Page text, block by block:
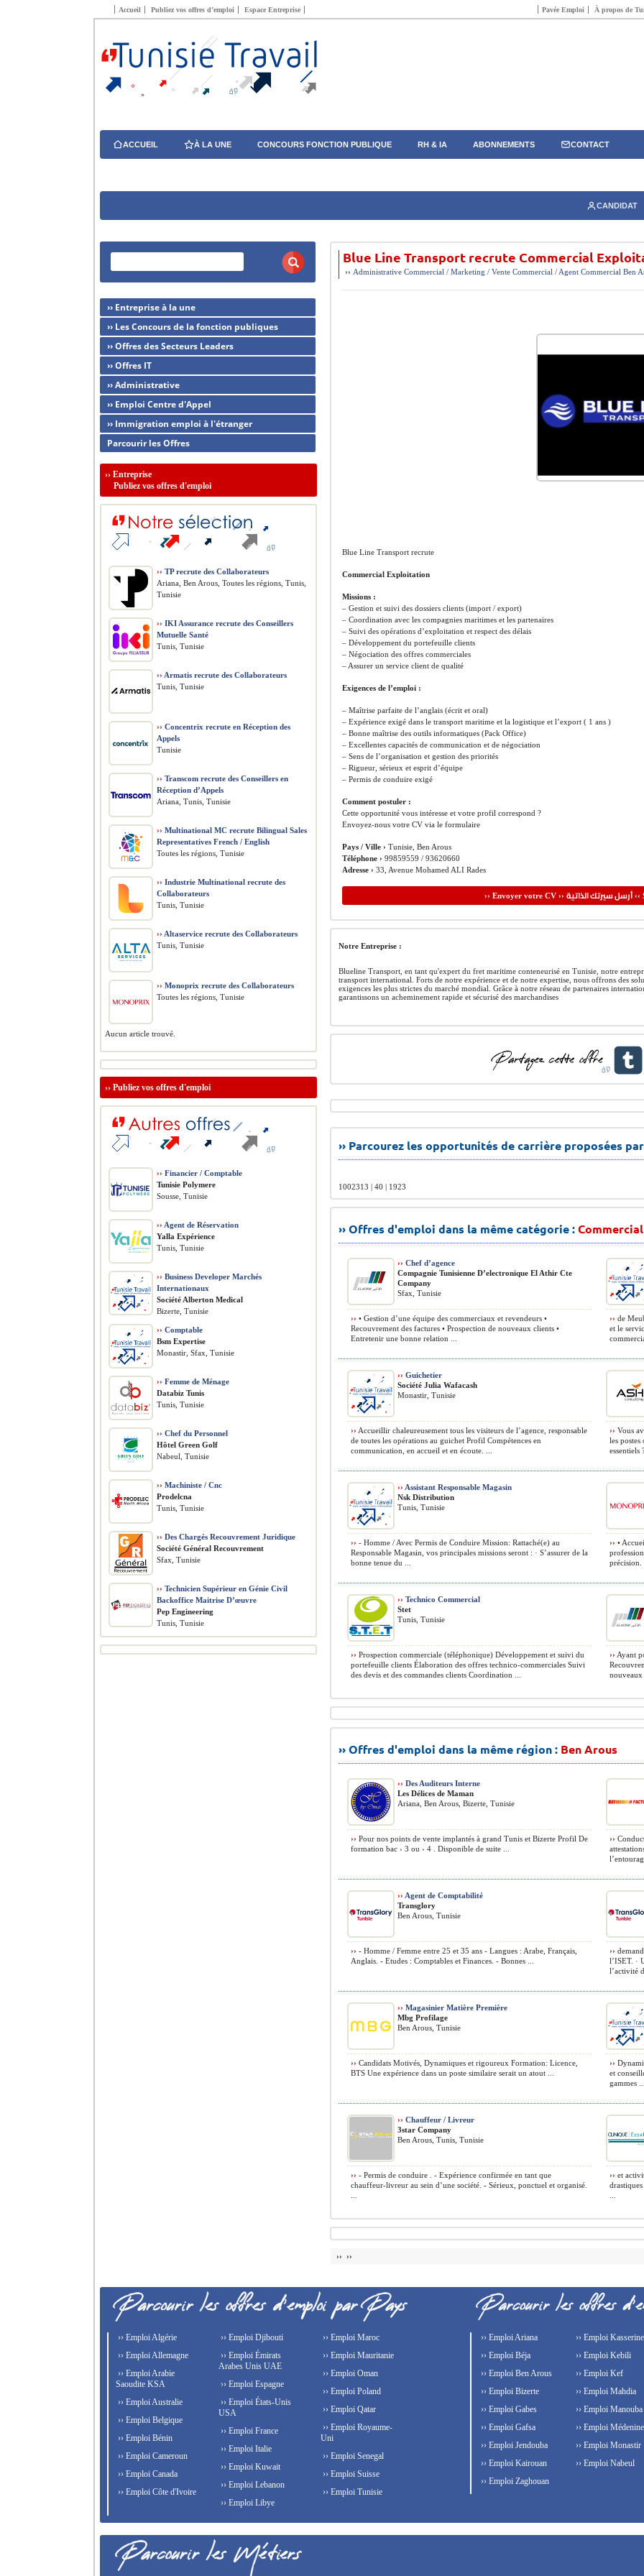
Accueil Publiez vos offres d’emploi Espace Entreprise Pavée Emploi À propos de
ACCUEIL À LA UNE CONCOURS FONCTION PUBLIQUE RH & IA ABONNEMENTS CONTACT
CANDIDAT
Blue Line Transport recrute Commercial
›› Administrative Commercial / Marketing / Vente Commercial / Agent Commercial Ben
Blue Line Transport recrute
Commercial Exploitation
Missions :
– Gestion et suivi des dossiers clients (import / export)
– Coordination avec les compagnies maritimes et les partenaires
– Suivi des opérations d’exploitation et respect des délais
– Développement du portefeuille clients
– Négociation des offres commerciales
– Assurer un service client de qualité
Exigences de l’emploi :
– Maîtrise parfaite de l’anglais (écrit et oral)
– Expérience exigé dans le transport maritime et la logistique et l’export ( 1 ans )
– Bonne maîtrise des outils informatiques (Pack Office)
– Excellentes capacités de communication et de négociation
– Sens de l’organisation et gestion des priorités
– Rigueur, sérieux et esprit d’équipe
– Permis de conduire exigé
Comment postuler :
Cette opportunité vous intéresse et votre profil correspond ?
Envoyez-nous votre CV via le formulaire
Pays / Ville › Tunisie, Ben Arous
Téléphone › 99859559 / 93620660
Adresse › 33, Avenue Mohamed ALI Rades
›› Envoyer votre CV ›› أرسل سيرتك الذاتية‹‹
Notre Entreprise :
Blueline Transport, en tant qu'expert du fret maritime conteneurisé en Tunisie, notre
transport international. Forts de notre expérience et de notre expertise, nous offrons des
exigences les plus strictes du marché mondial. Grâce à notre réseau de partenaires
garantissons un acheminement rapide et sécurisé des marchandises
›› Parcourez les opportunités de carrière proposées
1002313 | 40 | 1923
›› Offres d'emploi dans la même catégorie :
›› Chef d’agence
Compagnie Tunisienne D’electronique El Athir Cte
Company
Sfax, Tunisie
›› • Gestion d’une équipe des commerciaux et revendeurs •
Recouvrement des factures • Prospection de nouveaux clients •
Entretenir une bonne relation ...
›› de
et le
›› Guichetier
Société Julia Wafacash
Monastir, Tunisie
›› Accueillir chaleureusement tous les visiteurs de l’agence, responsable
de toutes les opérations au guichet Profil Compétences en
communication, en accueil et en écoute. ...
›› Vous
les
essentiels ?
›› Assistant Responsable Magasin
Nsk Distribution
Tunis, Tunisie
›› - Homme / Avec Permis de Conduire Mission: Rattaché(e) au
Responsable Magasin, vos principales missions seront : · S’assurer de la
bonne tenue du ...
›› •
précision.
›› Technico Commercial
Stet
Tunis, Tunisie
›› Prospection commerciale (téléphonique) Développement et suivi du
portefeuille clients Élaboration des offres technico-commerciales Suivi
des devis et des commandes clients Coordination ...
›› Ayant
nouveaux
›› Offres d'emploi dans la même région : Ben Arous
›› Des Auditeurs Interne
Les Délices de Maman
Ariana, Ben Arous, Bizerte, Tunisie
›› Pour nos points de vente implantés à grand Tunis et Bizerte Profil De
formation bac › 3 ou › 4 . Disponible de suite ...
››
›› Agent de Comptabilité
Transglory
Ben Arous, Tunisie
›› - Homme / Femme entre 25 et 35 ans - Langues : Arabe, Français,
Anglais. - Etudes : Comptables et Finances. - Bonnes ...
››
l’ISET. ·
l’activité
›› Magasinier Matière Première
Mbg Profilage
Ben Arous, Tunisie
›› Candidats Motivés, Dynamiques et rigoureux Formation: Licence,
BTS Une expérience dans un poste similaire serait un atout ...
››
et
gammes ...
›› Chauffeur / Livreur
3star Company
Ben Arous, Tunis, Tunisie
›› - Permis de conduire . - Expérience confirmée en tant que
chauffeur-livreur au sein d’une société. - Sérieux, ponctuel et organisé.
›› et
›› ››
›› Entreprise à la une
›› Les Concours de la fonction publiques
›› Offres des Secteurs Leaders
›› Offres IT
›› Administrative
›› Emploi Centre d'Appel
›› Immigration emploi à l'étranger
Parcourir les Offres
›› Entreprise
Publiez vos offres d'emploi
›› TP recrute des Collaborateurs
Ariana, Ben Arous, Toutes les régions, Tunis,
Tunisie
›› IKI Assurance recrute des Conseillers
Mutuelle Santé
Tunis, Tunisie
›› Armatis recrute des Collaborateurs
Tunis, Tunisie
›› Concentrix recrute en Réception des
Appels
Tunisie
›› Transcom recrute des Conseillers en
Réception d’Appels
Ariana, Tunis, Tunisie
›› Multinational MC recrute Bilingual Sales
Representatives French / English
Toutes les régions, Tunisie
›› Industrie Multinational recrute des
Collaborateurs
Tunis, Tunisie
›› Altaservice recrute des Collaborateurs
Tunis, Tunisie
›› Monoprix recrute des Collaborateurs
Toutes les régions, Tunisie
Aucun article trouvé.
›› Publiez vos offres d'emploi
›› Financier / Comptable
Tunisie Polymere
Sousse, Tunisie
›› Agent de Réservation
Yalla Expérience
Tunis, Tunisie
›› Business Developer Marchés
Internationaux
Société Alberton Medical
Bizerte, Tunisie
›› Comptable
Bsm Expertise
Monastir, Sfax, Tunisie
›› Femme de Ménage
Databiz Tunis
Tunis, Tunisie
›› Chef du Personnel
Hôtel Green Golf
Nabeul, Tunisie
›› Machiniste / Cnc
Prodelcna
Tunis, Tunisie
›› Des Chargés Recouvrement Juridique
Société Général Recouvrement
Sfax, Tunisie
›› Technicien Supérieur en Génie Civil
Backoffice Maitrise D’œuvre
Pep Engineering
Tunis, Tunisie
›› Emploi Algérie
›› Emploi Allemagne
›› Emploi Arabie
Saoudite KSA
›› Emploi Australie
›› Emploi Belgique
›› Emploi Bénin
›› Emploi Cameroun
›› Emploi Canada
›› Emploi Côte d'Ivoire
›› Emploi Djibouti
›› Emploi Émirats
Arabes Unis UAE
›› Emploi Espagne
›› Emploi États-Unis
USA
›› Emploi France
›› Emploi Italie
›› Emploi Kuwait
›› Emploi Lebanon
›› Emploi Libye
›› Emploi Maroc
›› Emploi Mauritanie
›› Emploi Oman
›› Emploi Poland
›› Emploi Qatar
›› Emploi Royaume-
Uni
›› Emploi Senegal
›› Emploi Suisse
›› Emploi Tunisie
›› Emploi Ariana
›› Emploi Béja
›› Emploi Ben Arous
›› Emploi Bizerte
›› Emploi Gabes
›› Emploi Gafsa
›› Emploi Jendouba
›› Emploi Kairouan
›› Emploi Kasserine
›› Emploi Kebili
›› Emploi Kef
›› Emploi Mahdia
›› Emploi Manouba
›› Emploi Médenine
›› Emploi Monastir
›› Emploi Nabeul
›› Emploi Zaghouan